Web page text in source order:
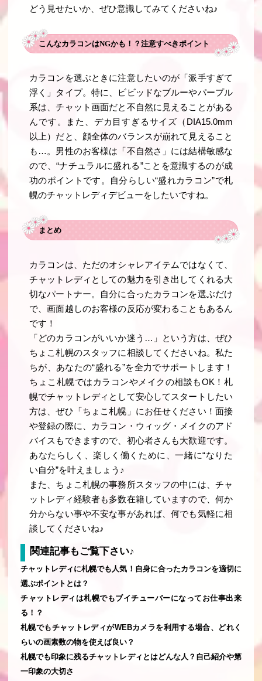
どう見せたいか、ぜひ意識してみてくださいね♪
こんなカラコンはNGかも！？注意すべきポイント
カラコンを選ぶときに注意したいのが「派手すぎて
浮く」タイプ。特に、ビビッドなブルーやパープル
系は、チャット画面だと不自然に見えることがある
んです。また、デカ目すぎるサイズ（DIA15.0mm
以上）だと、顔全体のバランスが崩れて見えること
も…。男性のお客様は「不自然さ」には結構敏感な
ので、“ナチュラルに盛れる”ことを意識するのが成
功のポイントです。自分らしい“盛れカラコン”で札
幌のチャットレディデビューをしたいですね。
まとめ
カラコンは、ただのオシャレアイテムではなくて、
チャットレディとしての魅力を引き出してくれる大
切なパートナー。自分に合ったカラコンを選ぶだけ
で、画面越しのお客様の反応が変わることもあるん
です！
「どのカラコンがいいか迷う…」という方は、ぜひ
ちょこ札幌のスタッフに相談してくださいね。私た
ちが、あなたの“盛れる”を全力でサポートします！
ちょこ札幌ではカラコンやメイクの相談もOK！札
幌でチャットレディとして安心してスタートしたい
方は、ぜひ「ちょこ札幌」にお任せください！面接
や登録の際に、カラコン・ウィッグ・メイクのアド
バイスもできますので、初心者さんも大歓迎です。
あなたらしく、楽しく働くために、一緒に“なりた
い自分”を叶えましょう♪
また、ちょこ札幌の事務所スタッフの中には、チャ
ットレディ経験者も多数在籍していますので、何か
分からない事や不安な事があれば、何でも気軽に相
談してくださいね♪
関連記事もご覧下さい♪
チャットレディに札幌でも人気！自身に合ったカラコンを適切に
選ぶポイントとは？
チャットレディは札幌でもブイチューバーになってお仕事出来
る！？
札幌でもチャットレディがWEBカメラを利用する場合、どれく
らいの画素数の物を使えば良い？
札幌でも印象に残るチャットレディとはどんな人？自己紹介や第
一印象の大切さ